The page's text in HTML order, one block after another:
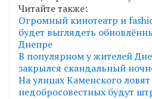
Читайте также:
Огромный кинотеатр и
будет выглядеть
Днепре
В популярном у жителей
закрылся скандальный
На улицах Каменского
недобросовестных будут